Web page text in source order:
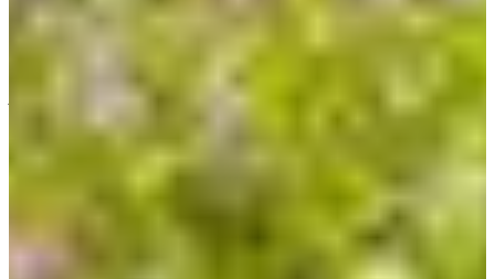
Địa chỉ: 36-30, Ieodo-ro, Seogwipo-si, Jeju-do (제주특
별자치도 서귀포시 이어도로 36-30)
Jusangjeolli là những cột đá xếp chồng lên nhau dọc theo bờ
biển và là một di tích văn hóa được chỉ định của đảo Jeju. Vách
đá Jusangjeolli được hình thành khi dung nham từ núi Hallasan
phun trào xuống biển Jungmun.
Chúng là những cột đá có hình khối lập phương hoặc hình lục